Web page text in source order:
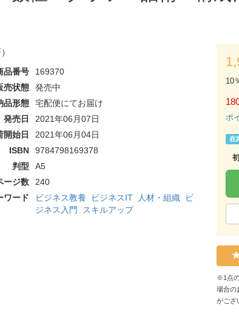
品番号
169370
売状態
発売中
品形態
宅配便にてお届け
発売日
2021年06月07日
開始日
2021年06月04日
ISBN
9784798169378
判型
A5
ージ数
240
ワード
ビジネス教養 ビジネスIT 人材・組織
ビ
ジネス入門
スキルアップ
10
ポ
在
※1点
場合の
がござ